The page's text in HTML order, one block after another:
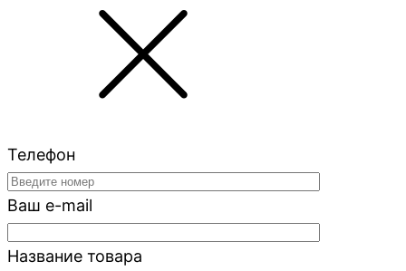
Телефон
Ваш e-mail
Название товара